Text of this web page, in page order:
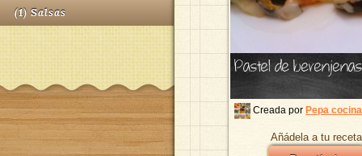
(1) Salsas
Pastel de
Creada por Pepa cocina
Añádela a tu